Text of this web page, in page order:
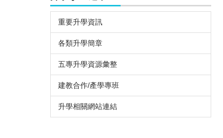
重要升學資訊
各類升學簡章
五專升學資源彙整
建教合作/產學專班
升學相關網站連結